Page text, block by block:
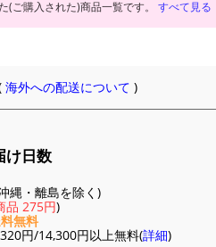
(ご購入された)商品一覧です。 すべて見る
海外への配送について )
け日数
縄・離島を除く)
品 275円)
無料
円/14,300円以上無料(詳細)